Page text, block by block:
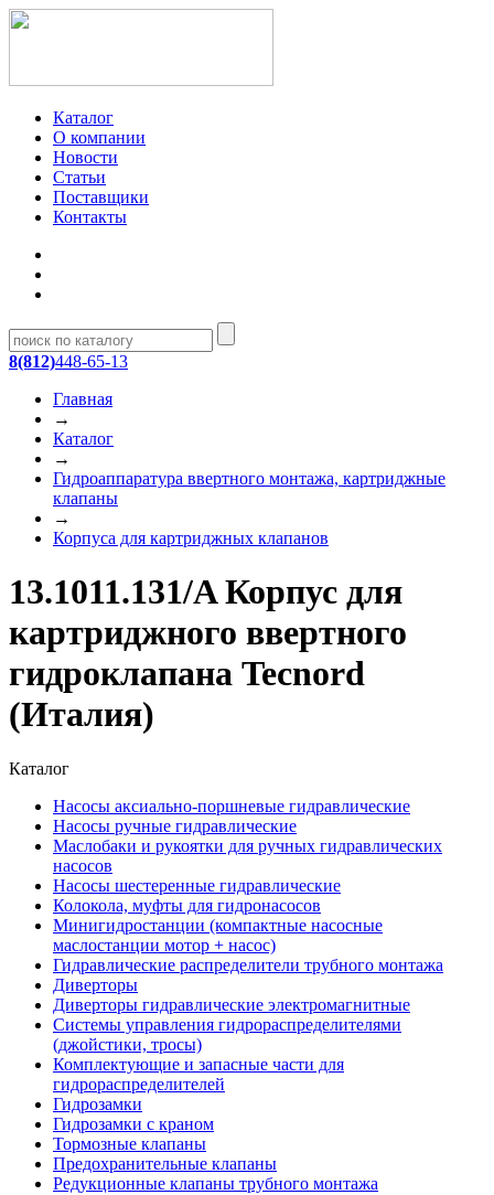
Каталог
О компании
Новости
Статьи
Поставщики
Контакты
8(812)448-65-13
Главная
→
Каталог
→
Гидроаппаратура ввертного монтажа, картриджные
клапаны
→
Корпуса для картриджных клапанов
13.1011.131/A Корпус для
картриджного ввертного
гидроклапана Tecnord
(Италия)
Каталог
Насосы аксиально-поршневые гидравлические
Насосы ручные гидравлические
Маслобаки и рукоятки для ручных гидравлических
насосов
Насосы шестеренные гидравлические
Колокола, муфты для гидронасосов
Минигидростанции (компактные насосные
маслостанции мотор + насос)
Гидравлические распределители трубного монтажа
Диверторы
Диверторы гидравлические электромагнитные
Системы управления гидрораспределителями
(джойстики, тросы)
Комплектующие и запасные части для
гидрораспределителей
Гидрозамки
Гидрозамки с краном
Тормозные клапаны
Предохранительные клапаны
Редукционные клапаны трубного монтажа